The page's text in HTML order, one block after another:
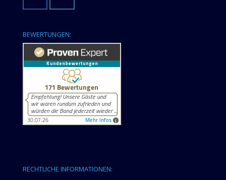
BEWERTUNGEN:
RECHTLICHE INFORMATIONEN: